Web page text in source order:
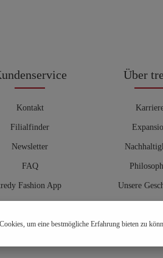
Kontakt
Filialfinder
Newsletter
FAQ
Fashion App
Hosenberater
Über
Unsere
um eine bestmögliche Erfahrung bieten zu